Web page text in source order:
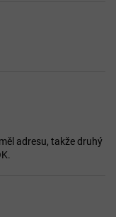
adresu, takže druhý